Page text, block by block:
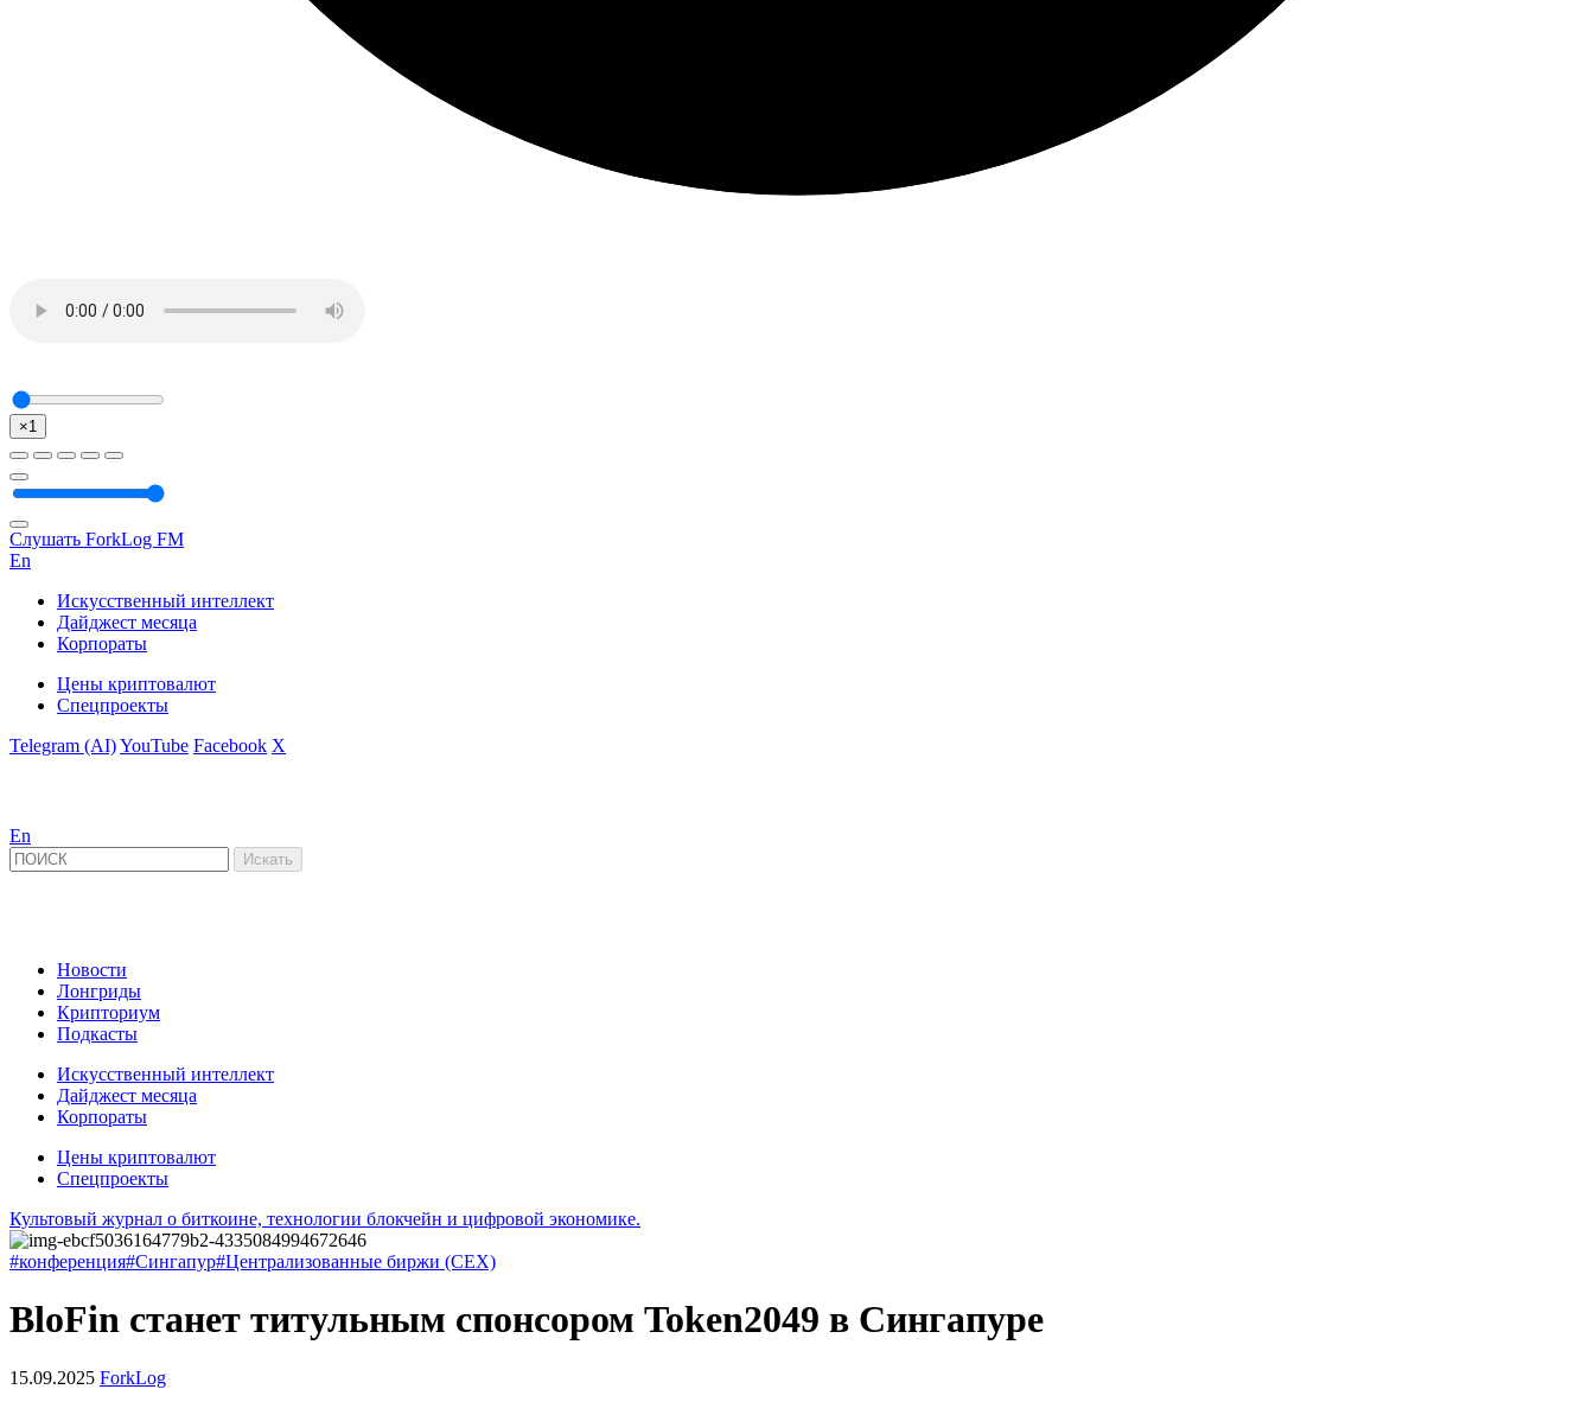
×1
Слушать ForkLog FM
En
Искусственный интеллект
Дайджест месяца
Корпораты
Цены криптовалют
Спецпроекты
Telegram (AI)YouTube Facebook X
En
Новости
Лонгриды
Крипториум
Подкасты
Искусственный интеллект
Дайджест месяца
Корпораты
Цены криптовалют
Спецпроекты
Культовый журнал о биткоине, технологии блокчейн и цифровой экономике.
#конференция#Сингапур#Централизованные биржи (CEX)
BloFin станет титульным спонсором Token2049 в Сингапуре
15.09.2025 ForkLog